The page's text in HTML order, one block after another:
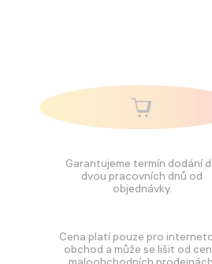
Garantujeme termín dodání
dvou pracovních dnů od
objednávky.
Cena platí pouze pro
obchod a může se lišit od